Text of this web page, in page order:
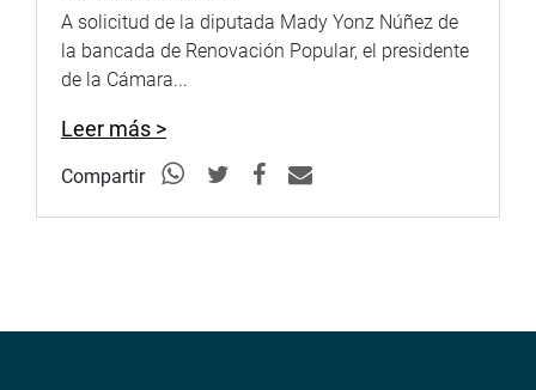
A solicitud de la diputada Mady Yonz Núñez de
la bancada de Renovación Popular, el presidente
de la Cámara...
Leer más >
Compartir